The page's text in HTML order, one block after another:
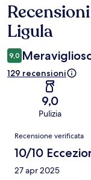
Recensioni
Ligula
9,0
129 recensioni
9,0
Pulizia
Recensioni
Recensione verificata
10/10
27 apr 2025